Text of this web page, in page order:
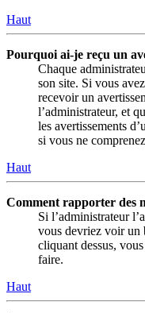
Haut
Pourquoi ai-je reçu un
Chaque
son site. Si vous
recevoir un
l’administrateur, et
les avertissements
si vous ne
Haut
Comment rapporter des
Si l’administrateur
vous devriez voir un
cliquant dessus,
faire.
Haut